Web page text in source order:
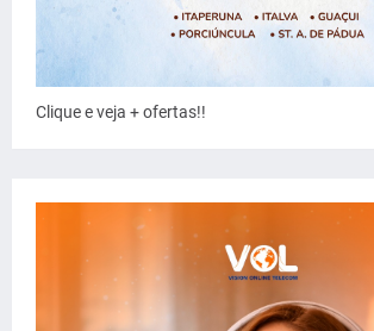
Clique e veja + ofertas!!